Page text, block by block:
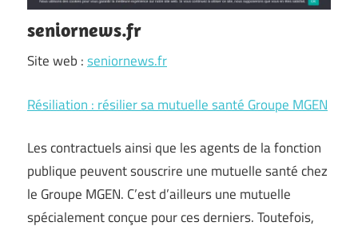
seniornews.fr
Site web :seniornews.fr
Résiliation : résilier sa mutuelle santé Groupe MGEN
Les contractuels ainsi que les agents de la fonction
publique peuvent souscrire une mutuelle santé chez
le Groupe MGEN. C’est d’ailleurs une mutuelle
spécialement conçue pour ces derniers. Toutefois,